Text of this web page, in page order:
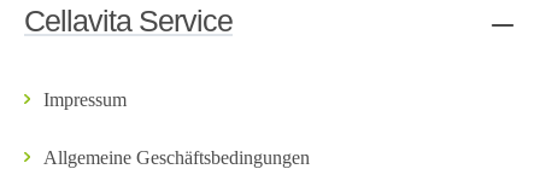
Cellavita Service
Impressum
Allgemeine Geschäftsbedingungen